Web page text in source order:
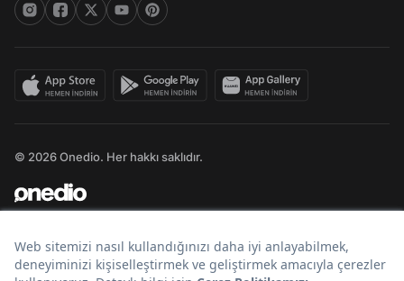
© 2026 Onedio. Her hakkı saklıdır.
Bir markasıdır.